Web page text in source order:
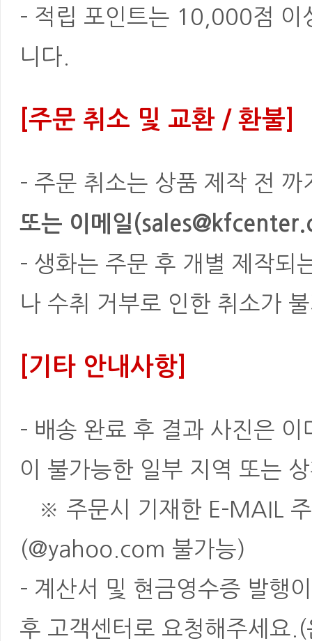
- 적립 포인트는 10,000점 이
니다.
[주문 취소 및 교환 / 환불]
- 주문 취소는 상품 제작 전
또는 이메일
- 생화는 주문 후 개별 제작되
나 수취 거부로 인한 취소가
[기타 안내사항]
- 배송 완료 후 결과 사진은
이 불가능한 일부 지역 또는
※ 주문시 기재한 E-MAIL 주
(@yahoo.com 불가능)
- 계산서 및 현금영수증 발행
후 고객센터로 요청해주세요